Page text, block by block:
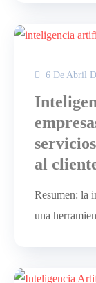
6 De Abril
al
Resumen: la
una